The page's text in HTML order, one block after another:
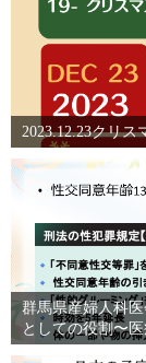
2023.12.23クリス
群馬県産婦人科
としての役割〜